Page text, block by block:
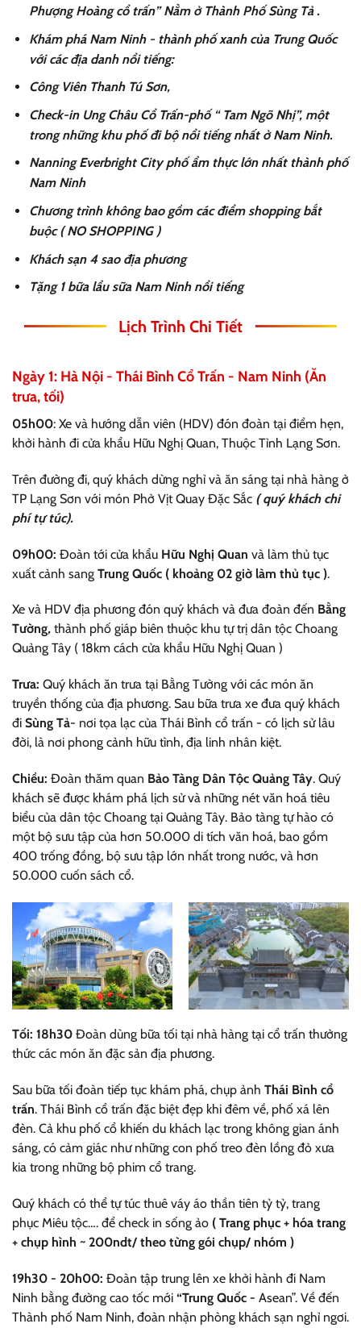
Phượng Hoàng cổ trấn” Nằm ở Thành Phố Sùng Tả .
Khám phá Nam Ninh - thành phố xanh của Trung Quốc
với các địa danh nổi tiếng:
Công Viên Thanh Tú Sơn,
Check-in Ung Châu Cổ Trấn-phố “ Tam Ngõ Nhị”, một
trong những khu phố đi bộ nổi tiếng nhất ở Nam Ninh.
Nanning Everbright City phố ẩm thực lớn nhất thành phố
Nam Ninh
Chương trình không bao gồm các điểm shopping bắt
buộc ( NO SHOPPING )
Khách sạn 4 sao địa phương
Tặng 1 bữa lẩu sữa Nam Ninh nổi tiếng
Lịch Trình Chi Tiết
Ngày 1: Hà Nội - Thái Bình Cổ Trấn - Nam Ninh (Ăn
trưa, tối)
05h00: Xe và hướng dẫn viên (HDV) đón đoàn tại điểm hẹn,
khởi hành đi cửa khẩu Hữu Nghị Quan, Thuộc Tỉnh Lạng Sơn.
Trên đường đi, quý khách dừng nghỉ và ăn sáng tại nhà hàng ở
TP Lạng Sơn với món Phở Vịt Quay Đặc Sắc ( quý khách chi
phí tự túc).
09h00: Đoàn tới cửa khẩu Hữu Nghị Quan và làm thủ tục
xuất cảnh sang Trung Quốc ( khoảng 02 giờ làm thủ tục ).
Xe và HDV địa phương đón quý khách và đưa đoàn đến Bằng
Tường, thành phố giáp biên thuộc khu tự trị dân tộc Choang
Quảng Tây ( 18km cách cửa khẩu Hữu Nghị Quan )
Trưa: Quý khách ăn trưa tại Bằng Tường với các món ăn
truyền thống của địa phương. Sau bữa trưa xe đưa quý khách
đi Sùng Tả- nơi tọa lạc của Thái Bình cổ trấn - có lịch sử lâu
đời, là nơi phong cảnh hữu tình, địa linh nhân kiệt.
Chiều: Đoàn thăm quan Bảo Tàng Dân Tộc Quảng Tây. Quý
khách sẽ được khám phá lịch sử và những nét văn hoá tiêu
biểu của dân tộc Choang tại Quảng Tây. Bảo tàng tự hào có
một bộ sưu tập của hơn 50.000 di tích văn hoá, bao gồm
400 trống đồng, bộ sưu tập lớn nhất trong nước, và hơn
50.000 cuốn sách cổ.
Tối: 18h30 Đoàn dùng bữa tối tại nhà hàng tại cổ trấn thưởng
thức các món ăn đặc sản địa phương.
Sau bữa tối đoàn tiếp tục khám phá, chụp ảnh Thái Bình cổ
trấn. Thái Bình cổ trấn đặc biệt đẹp khi đêm về, phố xá lên
đèn. Cả khu phố cổ khiến du khách lạc trong không gian ánh
sáng, có cảm giác như những con phố treo đèn lồng đỏ xưa
kia trong những bộ phim cổ trang.
Quý khách có thể tự túc thuê váy áo thần tiên tỷ tỷ, trang
phục Miêu tộc…. để check in sống ảo ( Trang phục + hóa trang
+ chụp hình ~ 200ndt/ theo từng gói chụp/ nhóm )
19h30 - 20h00: Đoàn tập trung lên xe khởi hành đi Nam
Ninh bằng đường cao tốc mới “Trung Quốc - Asean”. Về đến
Thành phố Nam Ninh, đoàn nhận phòng khách sạn nghỉ ngơi.